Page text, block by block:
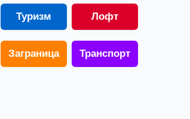
Туризм Лофт
Заграница Транспорт